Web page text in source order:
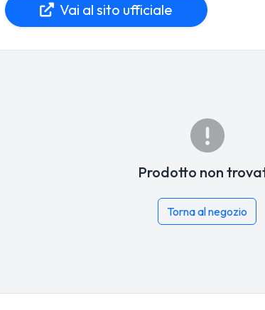
Vai al sito ufficiale
Prodotto non
Torna al negozio